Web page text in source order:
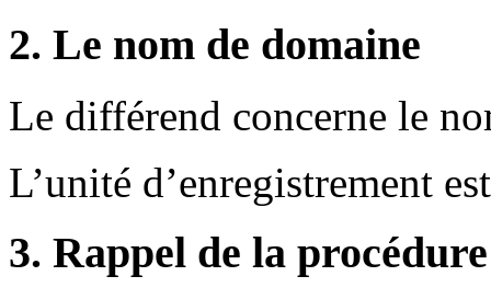
2. Le nom de domaine
Le différend concerne le
L’unité d’enregistrement
3. Rappel de la procédure